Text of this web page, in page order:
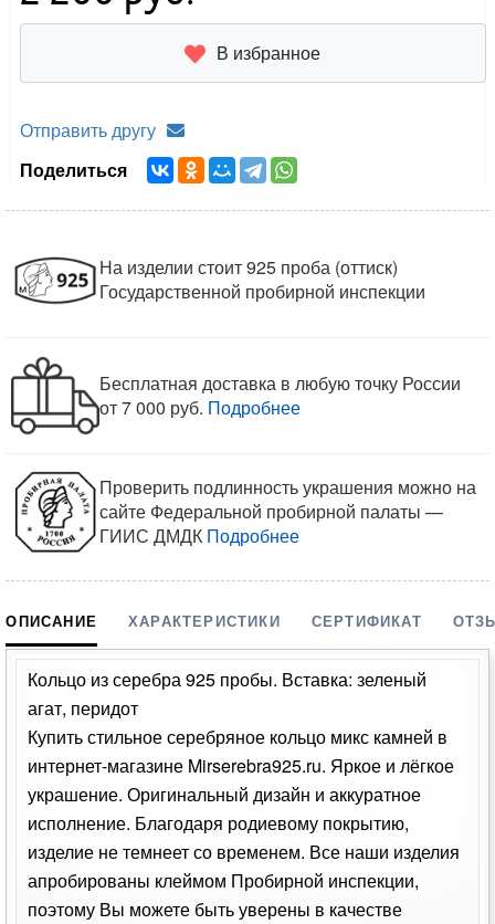
В избранное
Отправить другу
Поделиться
На изделии стоит 925 проба (оттиск)
Государственной пробирной инспекции
Бесплатная доставка в любую точку России
от 7 000 руб. Подробнее
Проверить подлинность украшения можно на
сайте Федеральной пробирной палаты —
ГИИС ДМДК Подробнее
ОПИСАНИЕ ХАРАКТЕРИСТИКИ СЕРТИФИКАТ
Кольцо из серебра 925 пробы. Вставка: зеленый
агат, перидот
Купить стильное серебряное кольцо микс камней в
интернет-магазине Mirserebra925.ru. Яркое и лёгкое
украшение. Оригинальный дизайн и аккуратное
исполнение. Благодаря родиевому покрытию,
изделие не темнеет со временем. Все наши изделия
апробированы клеймом Пробирной инспекции,
поэтому Вы можете быть уверены в качестве